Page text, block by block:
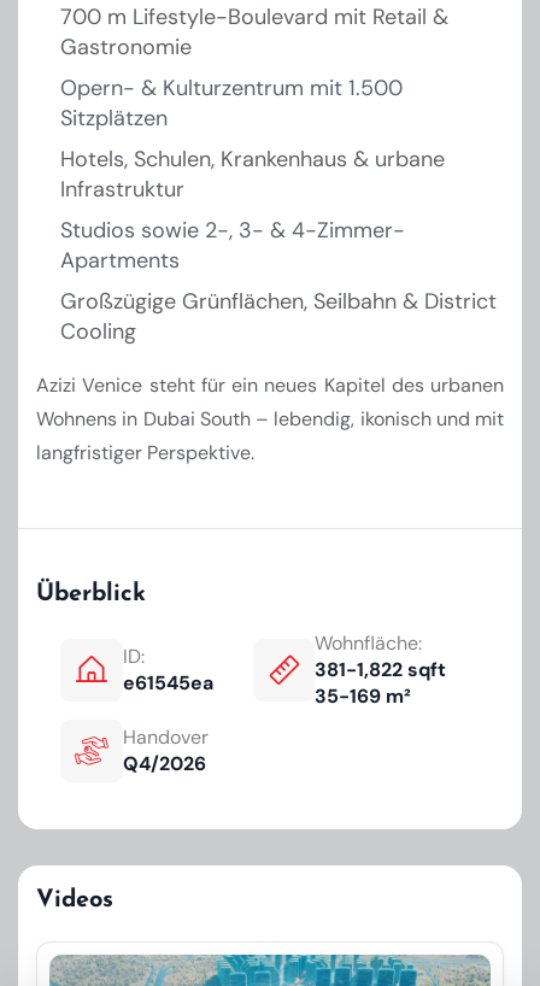
700 m Lifestyle-Boulevard mit Retail &
Gastronomie
Opern- & Kulturzentrum mit 1.500
Sitzplätzen
Hotels, Schulen, Krankenhaus & urbane
Infrastruktur
Studios sowie 2-, 3- & 4-Zimmer-
Apartments
Großzügige Grünflächen, Seilbahn & District
Cooling
Azizi Venice steht für ein neues Kapitel des urbanen
Wohnens in Dubai South – lebendig, ikonisch und mit
langfristiger Perspektive.
Überblick
ID:
e61545ea
Wohnfläche:
381-1,822 sqft
35-169 m²
Handover
Q4/2026
Videos